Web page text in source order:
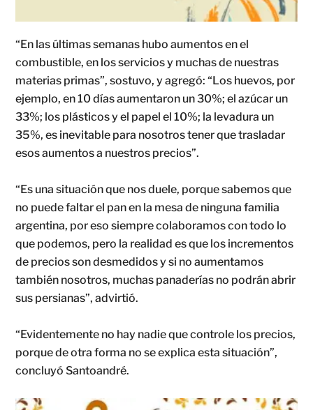
“En las últimas semanas hubo aumentos en el
combustible, en los servicios y muchas de nuestras
materias primas”, sostuvo, y agregó: “Los huevos, por
ejemplo, en 10 días aumentaron un 30%; el azúcar un
33%; los plásticos y el papel el 10%; la levadura un
35%, es inevitable para nosotros tener que trasladar
esos aumentos a nuestros precios”.
“Es una situación que nos duele, porque sabemos que
no puede faltar el pan en la mesa de ninguna familia
argentina, por eso siempre colaboramos con todo lo
que podemos, pero la realidad es que los incrementos
de precios son desmedidos y si no aumentamos
también nosotros, muchas panaderías no podrán abrir
sus persianas”, advirtió.
“Evidentemente no hay nadie que controle los precios,
porque de otra forma no se explica esta situación”,
concluyó Santoandré.